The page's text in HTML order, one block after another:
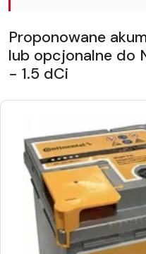
Proponowane
lub opcjonalne do
- 1.5 dCi